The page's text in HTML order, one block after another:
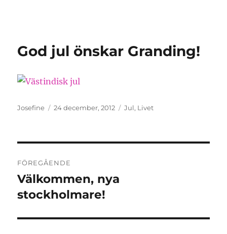
God jul önskar Granding!
Författare
Josefine
Publicerat
24 december, 2012 Kategorier
Jul, Livet
FÖREGÅENDE
Föregående
inlägg:
Välkommen, nya
stockholmare!